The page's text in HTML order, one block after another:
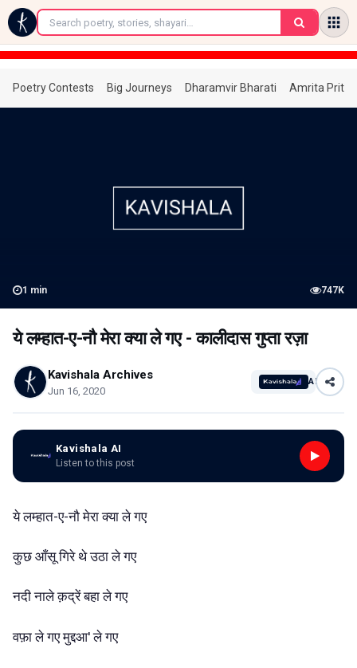
←
Poetry Contests Big Journeys Dharamvir Bharati Amrita
1 min 747K
ये लम्हात-ए-नौ मेरा क्या ले गए - कालीदास गुप्ता रज़ा
Kavishala Archives
Jun 16, 2020
AI
Kavishala AI
Listen to this post
येलम्हात-ए-नौमेराक्यालेगए
कुछआँसूगिरेथेउठालेगए
नदीनालेक़द्रेंबहालेगए
वफ़ालेगएमुद्दआ'लेगए